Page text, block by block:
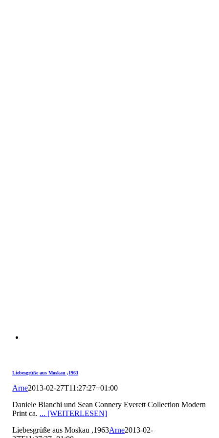
Liebesgrüße aus Moskau ,1963
Arne2013-02-27T11:27:27+01:00
Daniele Bianchi und Sean Connery Everett Collection Modern
Print ca. ... [WEITERLESEN]
Liebesgrüße aus Moskau ,1963Arne2013-02-